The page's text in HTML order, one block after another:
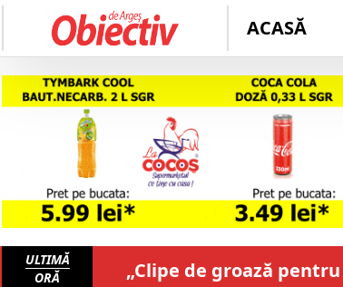
ACASĂ
ULTIMĂ
ORĂ
„Clipe de groază